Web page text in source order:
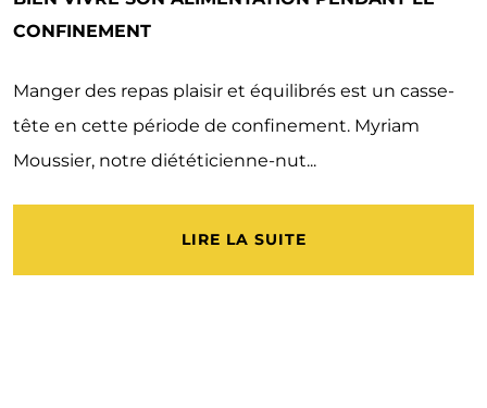
CONFINEMENT
Manger des repas plaisir et équilibrés est un casse-
tête en cette période de confinement. Myriam
Moussier, notre diététicienne-nut...
LIRE LA SUITE